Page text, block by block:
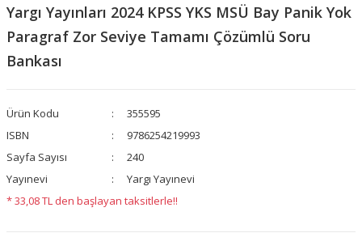
Yargı Yayınları 2024 KPSS YKS MSÜ Bay Panik Yok
Paragraf Zor Seviye Tamamı Çözümlü Soru
Bankası
Ürün Kodu
355595
ISBN
9786254219993
Sayfa Sayısı
240
Yayınevi
Yargı Yayınevi
* 33,08 TL den başlayan taksitlerle!!